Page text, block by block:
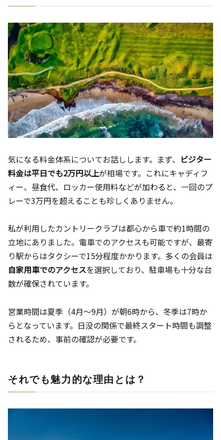
気になる料金体系についてお話しします。まず、 ビジター
料金は平日でも2万円以上が相場です。これにキャディフ
ィー、昼食代、ロッカー使用料などが加わると、一回のプ
レーで3万円を超えることも珍しくありません。
私が利用したカントリークラブは都心から車で約1時間の
立地にありました。電車でのアクセスも可能ですが、最寄
り駅からはタクシーで15分程度かかります。多くの会員は
自家用車でのアクセスを選択しており、駐車場も十分な台
数が確保されています。
営業時間は夏季（4月〜9月）が朝6時から、冬季は7時か
らとなっています。日没の関係で最終スタート時間も調整
されるため、事前の確認が必要です。
それでも魅力的な理由とは？